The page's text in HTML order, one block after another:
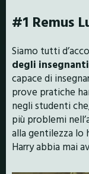
#1 Remus
Siamo tutti
degli
capace di
prove pratiche
negli studenti
più problemi
alla gentilezza lo
Harry abbia mai